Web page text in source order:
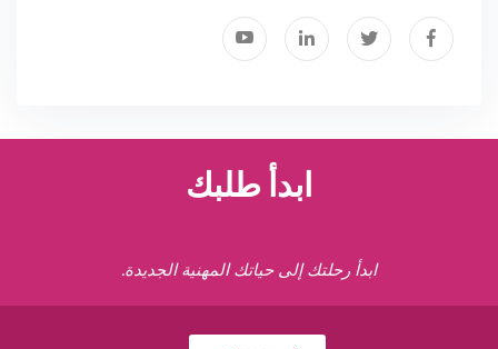
ابدأ طلبك
ابدأ رحلتك إلى حياتك المهنية الجديدة.